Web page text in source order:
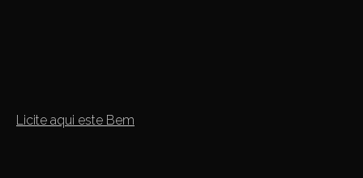
Licite aqui este Bem